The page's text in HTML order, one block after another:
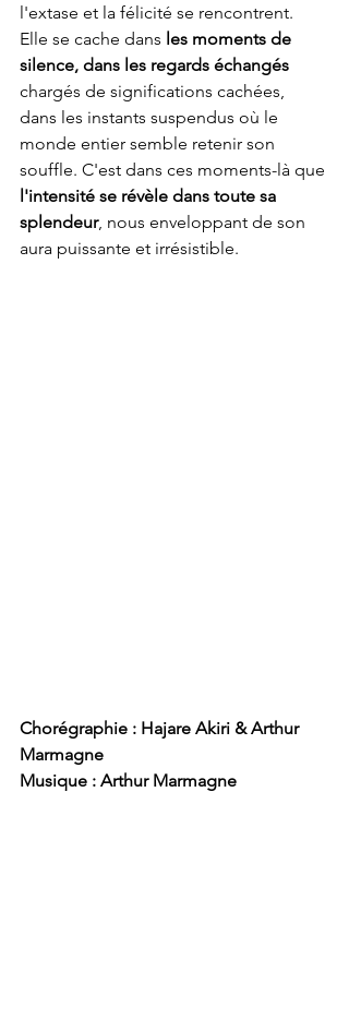
l'extase et la félicité se rencontrent.
Elle se cache dans les moments de
silence, dans les regards échangés
chargés de significations cachées,
dans les instants suspendus où le
monde entier semble retenir son
souffle. C'est dans ces moments-là que
l'intensité se révèle dans toute sa
splendeur, nous enveloppant de son
aura puissante et irrésistible.
Chorégraphie : Hajare Akiri & Arthur
Marmagne
Musique : Arthur Marmagne